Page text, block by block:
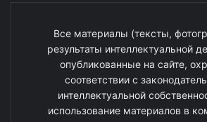
Все материалы (тексты,
результаты интеллектуальной
опубликованные на сайте,
соответствии с
интеллектуальной
использование материалов в